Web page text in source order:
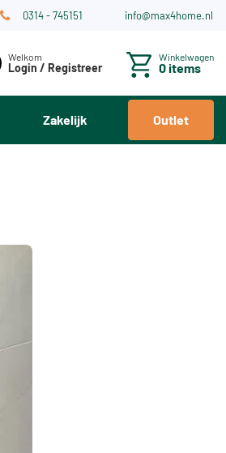
0314 - 745151 info@max4home.nl
Login / Registreer
Winkelwagen
0 items
Zakelijk Outlet